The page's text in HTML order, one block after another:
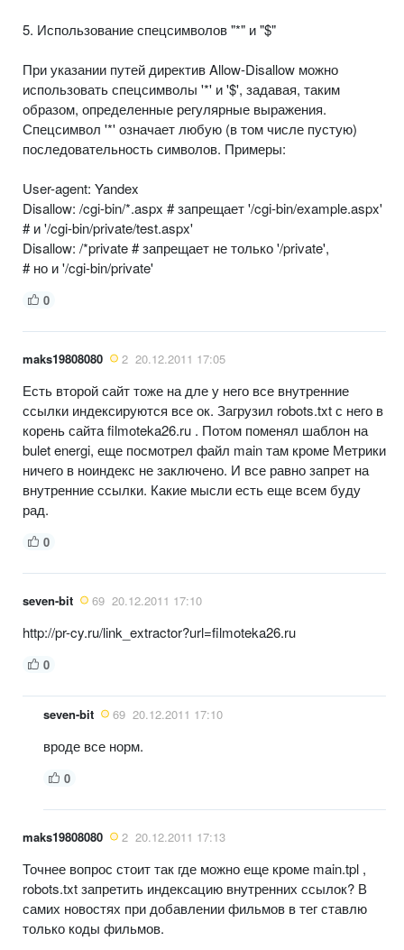
5. Использование спецсимволов "*" и "$"
При указании путей директив Allow-Disallow можно
использовать спецсимволы '*' и '$', задавая, таким
образом, определенные регулярные выражения.
Спецсимвол '*' означает любую (в том числе пустую)
последовательность символов. Примеры:
User-agent: Yandex
Disallow: /cgi-bin/*.aspx # запрещает '/cgi-bin/example.aspx'
# и '/cgi-bin/private/test.aspx'
Disallow: /*private # запрещает не только '/private',
# но и '/cgi-bin/private'
0
maks19808080 2 20.12.2011 17:05
Есть второй сайт тоже на дле у него все внутренние
ссылки индексируются все ок. Загрузил robots.txt с него в
корень сайта filmoteka26.ru . Потом поменял шаблон на
bulet energi, еще посмотрел файл main там кроме Метрики
ничего в ноиндекс не заключено. И все равно запрет на
внутренние ссылки. Какие мысли есть еще всем буду
рад.
0
seven-bit 69 20.12.2011 17:10
http://pr-cy.ru/link_extractor?url=filmoteka26.ru
0
seven-bit 69 20.12.2011 17:10
вроде все норм.
0
maks19808080 2 20.12.2011 17:13
Точнее вопрос стоит так где можно еще кроме main.tpl ,
robots.txt запретить индексацию внутренних ссылок? В
самих новостях при добавлении фильмов в тег ставлю
только коды фильмов.